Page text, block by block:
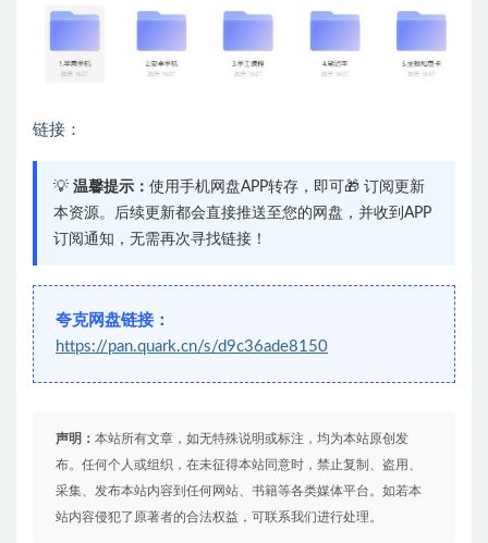
链接：
💡 温馨提示： 使用手机网盘APP转存，即可🎁 订阅更新
本资源。后续更新都会直接推送至您的网盘，并收到APP
订阅通知，无需再次寻找链接！
夸克网盘链接：
https://pan.quark.cn/s/d9c36ade8150
声明： 本站所有文章，如无特殊说明或标注，均为本站原创发
布。任何个人或组织，在未征得本站同意时，禁止复制、盗用、
采集、发布本站内容到任何网站、书籍等各类媒体平台。如若本
站内容侵犯了原著者的合法权益，可联系我们进行处理。